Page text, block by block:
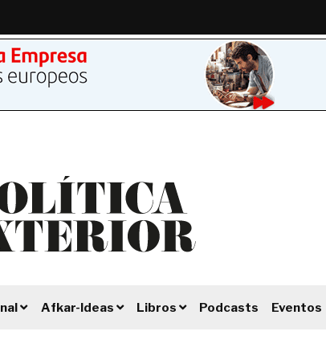
Afkar-Ideas Libros Podcasts Eventos